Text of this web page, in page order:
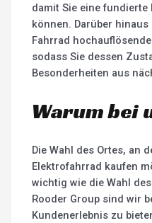
damit Sie eine
können. Darüber
Fahrrad
sodass Sie dessen
Besonderheiten aus
Warum bei
Die Wahl des Ortes, an
Elektrofahrrad kaufen
wichtig wie die Wahl
Rooder Group sind wir
Kundenerlebnis zu